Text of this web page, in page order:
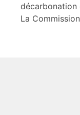
décarbonation
La